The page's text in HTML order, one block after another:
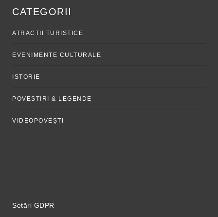
CATEGORII
ATRACTII TURISTICE
EVENIMENTE CULTURALE
ISTORIE
POVESTIRI & LEGENDE
VIDEOPOVEȘTI
Setări GDPR